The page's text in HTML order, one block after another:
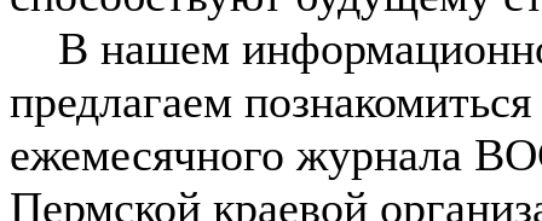
В нашем
предлагаем
ежемесячного журнала
Пермской краевой